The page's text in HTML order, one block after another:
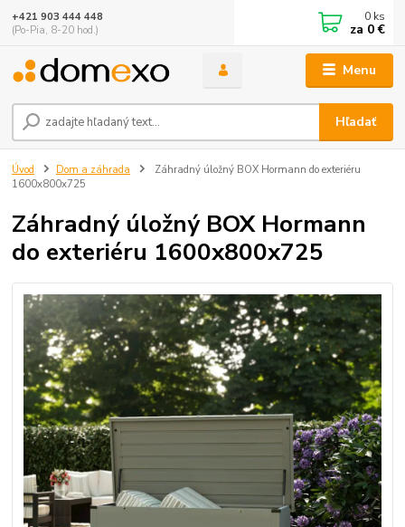
Menu
Hľadať
+421 903 444 448
(Po-Pia, 8-20 hod.)
0 ks
za 0 €
Úvod Dom a záhrada
Záhradný úložný BOX Hormann do exteriéru
1600x800x725
Záhradný úložný BOX Hormann
do exteriéru 1600x800x725